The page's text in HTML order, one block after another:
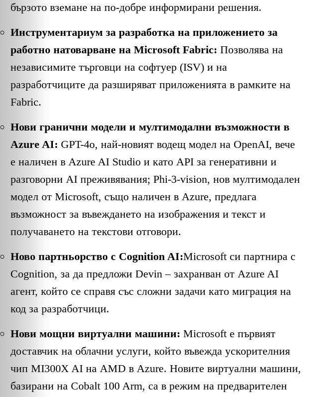
ЗА
НАС
ЛИДЕРИ
СЪБИТИЯ
БИЗНЕСЪТ
ЕКО
БИО
КАНТОРА
ЛИЧНОСТИ
МЕТОДИ
ЗА
УСПЕХ
ОБЩЕСТВО
бързото вземане на по-добре информирани решения.
Инструментариум за разработка на приложението за
работно натоварване на Microsoft Fabric: Позволява на
независимите търговци на софтуер (ISV) и на
разработчиците да разширяват приложенията в рамките на
Fabric.
Нови гранични модели и мултимодални възможности в
Azure AI: GPT-4o, най-новият водещ модел на OpenAI, вече
е наличен в Azure AI Studio и като API за генеративни и
разговорни AI преживявания; Phi-3-vision, нов мултимодален
модел от Microsoft, също наличен в Azure, предлага
възможност за въвеждането на изображения и текст и
получаването на текстови отговори.
Ново партньорство с Cognition AI:Microsoft си партнира с
Cognition, за да предложи Devin – захранван от Azure AI
агент, който се справя със сложни задачи като миграция на
код за разработчици.
Нови мощни виртуални машини: Microsoft е първият
доставчик на облачни услуги, който въвежда ускорителния
чип MI300X AI на AMD в Azure. Новите виртуални машини,
базирани на Cobalt 100 Arm, са в режим на предварителен